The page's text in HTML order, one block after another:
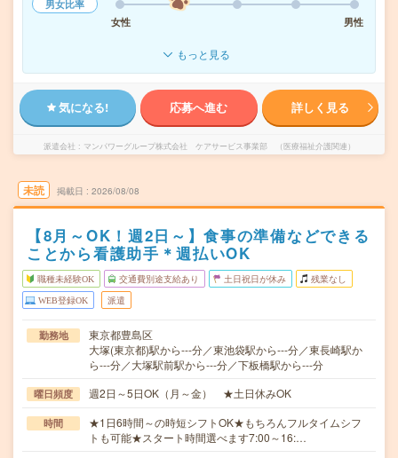
男女比率
女性
男性
もっと見る
気になる! 応募へ進む 詳しく見る
派遣会社 マンパワーグループ株式会社 ケアサービス事業部 （医療福祉介護関連）
未読 掲載日 2026/08/08
【8月～OK！週2日～】食事の準備などできる
ことから看護助手＊週払いOK
職種未経験OK 交通費別途支給あり 土日祝日が休み 残業なし
WEB登録OK 派遣
勤務地
東京都豊島区
大塚(東京都)駅から---分／東池袋駅から---分／東長崎駅か
ら---分／大塚駅前駅から---分／下板橋駅から---分
曜日頻度 週2日～5日OK（月～金） ★土日休みOK
時間
★1日6時間～の時短シフトOK★もちろんフルタイムシフ
トも可能★スタート時間選べます7:00～16:…